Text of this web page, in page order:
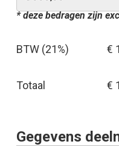
* deze bedragen zijn
BTW (21%) €
Totaal €
Gegevens